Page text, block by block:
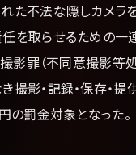
た不法な隠しカメラ
を取らせるための一
影罪（不同意撮影等処
撮影・記録・保存・
の罰金対象となった。